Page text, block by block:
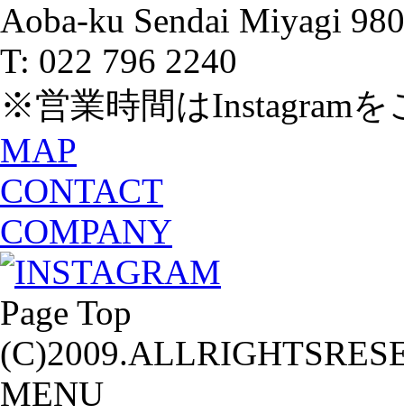
Aoba-ku Sendai Miyagi
T: 022 796 2240
※営業時間はInstagram
MAP
CONTACT
COMPANY
Page Top
MENU